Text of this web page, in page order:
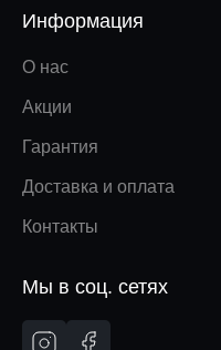
Информация
О нас
Акции
Гарантия
Доставка и оплата
Контакты
Мы в соц. сетях